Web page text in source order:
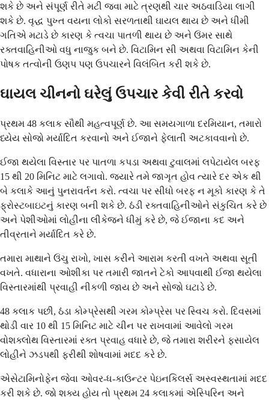
શકે છે અને સંપૂર્ણ રીતે મટી જવા માટે ત્રણથી ચાર અઠવાડિયા લાગી
શકે છે. વૃદ્ધ પુખ્ત વયના લોકો સરળતાથી ઘાયલ થાય છે અને ધીમી
ગતિએ મટાડે છે કારણ કે ત્વચા પાતળી થાય છે અને ઉંમર સાથે
રક્તવાહિનીઓ વધુ નાજુક બને છે. વિટામિન સી અથવા વિટામિન કેની
પોષક તત્વોની ઉણપ પણ ઉપચારને વિલંબિત કરી શકે છે.
ઘાયલ ચીનનો ઘરેલું ઉપચાર કેવી રીતે કરવો
પ્રથમ 48 કલાક સૌથી મહત્વપૂર્ણ છે. આ સમયગાળા દરમિયાન, તમારો
ધ્યેય સોજો મર્યાદિત કરવાનો અને ઈજાને ફેલાતી અટકાવવાનો છે.
ઈજા થયેલા વિસ્તાર પર પાતળા કપડા અથવા ટુવાલમાં લપેટાયેલ બરફ
15 થી 20 મિનિટ માટે લગાવો. જ્યારે તમે જાગૃત હોવ ત્યારે દર એક થી
બે કલાકે આનું પુનરાવર્તન કરો. ત્વચા પર સીધો બરફ ન મૂકો કારણ કે તે
ફ્રોસ્ટબાઇટનું કારણ બની શકે છે. ઠંડી રક્તવાહિનીઓને સંકુચિત કરે છે
અને પેશીઓમાં લોહીના લીકેજને ધીમું કરે છે, જે ઈજાના કદ અને
તીવ્રતાને મર્યાદિત કરે છે.
તમારા માથાને ઉંચુ રાખો, ખાસ કરીને આરામ કરતી વખતે અથવા સૂતી
વખતે. વધારાના ઓશીકા પર તમારી જાતને ટેકો આપવાથી ઈજા થયેલા
વિસ્તારમાંથી પ્રવાહી નીકળી જાય છે અને સોજો ઘટાડે છે.
48 કલાક પછી, ઠંડા કોમ્પ્રેસથી ગરમ કોમ્પ્રેસ પર સ્વિચ કરો. દિવસમાં
થોડી વાર 10 થી 15 મિનિટ માટે ચીન પર રાખવામાં આવેલો ગરમ
વોશક્લોથ વિસ્તારમાં રક્ત પ્રવાહ વધારે છે, જે તમારા શરીરને ફસાયેલ
લોહીને ઝડપથી ફરીથી શોષવામાં મદદ કરે છે.
એસેટામિનોફેન જેવા ઓવર-ધ-કાઉન્ટર પેઇનકિલર્સ અસ્વસ્થતામાં મદદ
કરી શકે છે. જો શક્ય હોય તો પ્રથમ 24 કલાકમાં એસ્પિરિન અને